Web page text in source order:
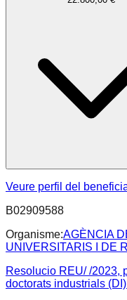
Veure perfil del
B02909588
Organisme:AGÈNCIA
UNIVERSITARIS I DE
Resolucio REU/ /2023,
doctorats industrials